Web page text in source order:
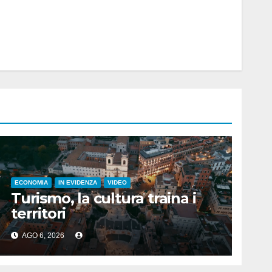
ECONOMIA IN EVIDENZA VIDEO
Turismo, la cultura traina i
territori
AGO 6, 2026